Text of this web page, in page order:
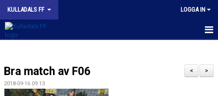
KULLADALS FF LOGGA IN
OM KLUBBEN
NYHETER
>
<
Bra match av F06
2018-09-16 09:13